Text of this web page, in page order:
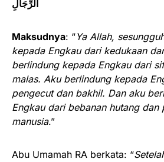
الرِّجَالِ
Maksudnya: “Ya Allah,
kepada Engkau dari kedukaan
berlindung kepada Engkau dari
malas. Aku berlindung kepada
pengecut dan bakhil. Dan aku
Engkau dari bebanan hutang dan
manusia.”
Abu Umamah RA berkata: “